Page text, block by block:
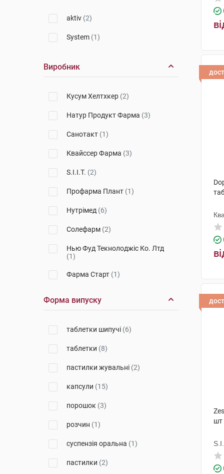
aktiv (2)
System (1)
Виробник
Кусум Хелтхкер (2)
Натур Продукт Фарма (3)
Санотакт (1)
Квайссер Фарма (3)
S.I.I.T. (2)
Профарма Плант (1)
Нутрімед (6)
Солефарм (2)
Нью Фуд Текнолоджіс Ко. Лтд
(1)
Фарма Старт (1)
Нов Фудс(1)
Озимук Фарм(1)
Маклеодс Фармасьютикалс
Новелті Фарма ГДД СА
Чарлі ПП(1)
Іннофарма(1)
Мастер Фарм Польска
ЕргоФарма(1)
Фіторія(1)
Форма випуску
таблетки шипучі (6)
таблетки (8)
пастилки жувальні (2)
капсули (15)
порошок (3)
розчин (1)
суспензія оральна (1)
пастилки (2)
шт